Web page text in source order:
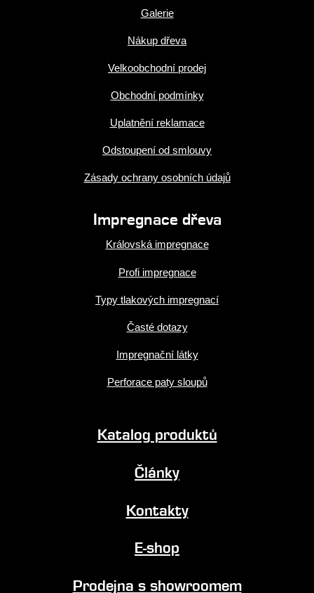
Galerie
Nákup dřeva
Velkoobchodní prodej
Obchodní podmínky
Uplatnění reklamace
Odstoupení od smlouvy
Zásady ochrany osobních údajů
Impregnace dřeva
Královská impregnace
Profi impregnace
Typy tlakových impregnací
Časté dotazy
Impregnační látky
Perforace paty sloupů
Katalog produktů
Články
Kontakty
E-shop
Prodejna s showroomem